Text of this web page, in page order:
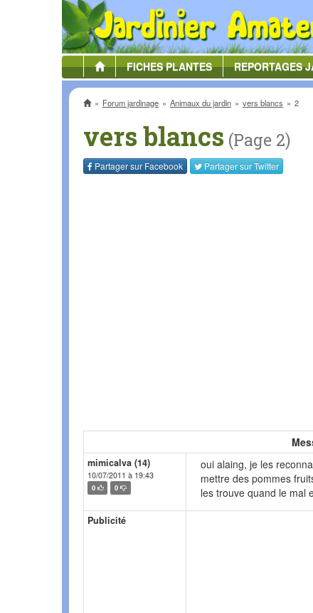
FICHESPLANTES REPORTAGES
AccueilForum jardinage Animaux du jardin vers blancs 2
vers blancs (Page 2)
Partager sur Facebook Partager surTwitter
mimicalva (14)
10/07/2011 à 19:43
0 0
oui alaing, je les
mettre des pommes
les trouve quand le mal
Publicité